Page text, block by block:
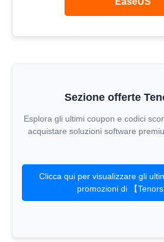
Sezione offerte
Esplora gli ultimi coupon e codici
acquistare soluzioni software
Clicca qui per visualizzare gli
promozioni di 【